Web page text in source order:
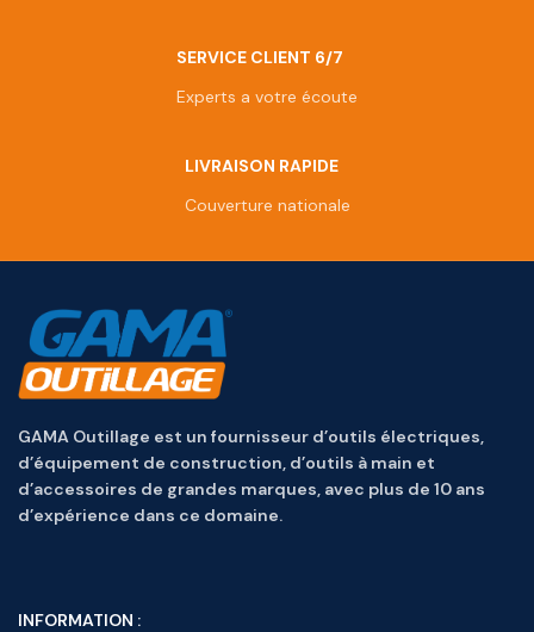
SERVICE CLIENT 6/7
Experts a votre écoute
LIVRAISON RAPIDE
Couverture nationale
GAMA Outillage est un fournisseur d’outils électriques,
d’équipement de construction, d’outils à main et
d’accessoires de grandes marques, avec plus de 10 ans
d’expérience dans ce domaine.
INFORMATION :